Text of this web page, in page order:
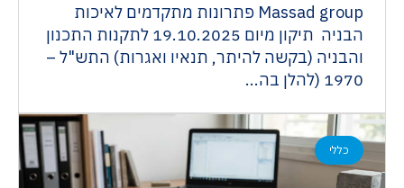
Massad group פתרונות מתקדמים לאיכות
הבניה תיקון מיום 19.10.2025 לתקנות התכנון
והבניה (בקשה להיתר, תנאיו ואגרות) התש"ל –
1970 (להלן בה...
כללי